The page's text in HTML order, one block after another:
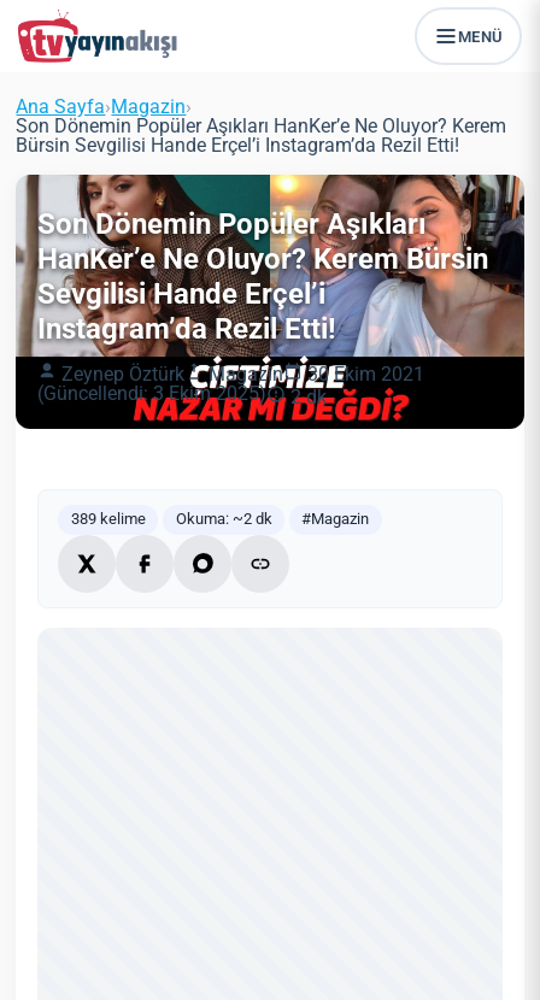
MENÜ
Ana Sayfa›Magazin›
Son Dönemin Popüler Aşıkları HanKer’e Ne Oluyor? Kerem
Bürsin Sevgilisi Hande Erçel’i Instagram’da Rezil Etti!
Son Dönemin Popüler Aşıkları
HanKer’e Ne Oluyor? Kerem Bürsin
Sevgilisi Hande Erçel’i
Instagram’da Rezil Etti!
Zeynep Öztürk Magazin
30 Ekim 2021
(Güncellendi: 3 Ekim 2025)
2 dk
389 kelime Okuma: ~2 dk #Magazin